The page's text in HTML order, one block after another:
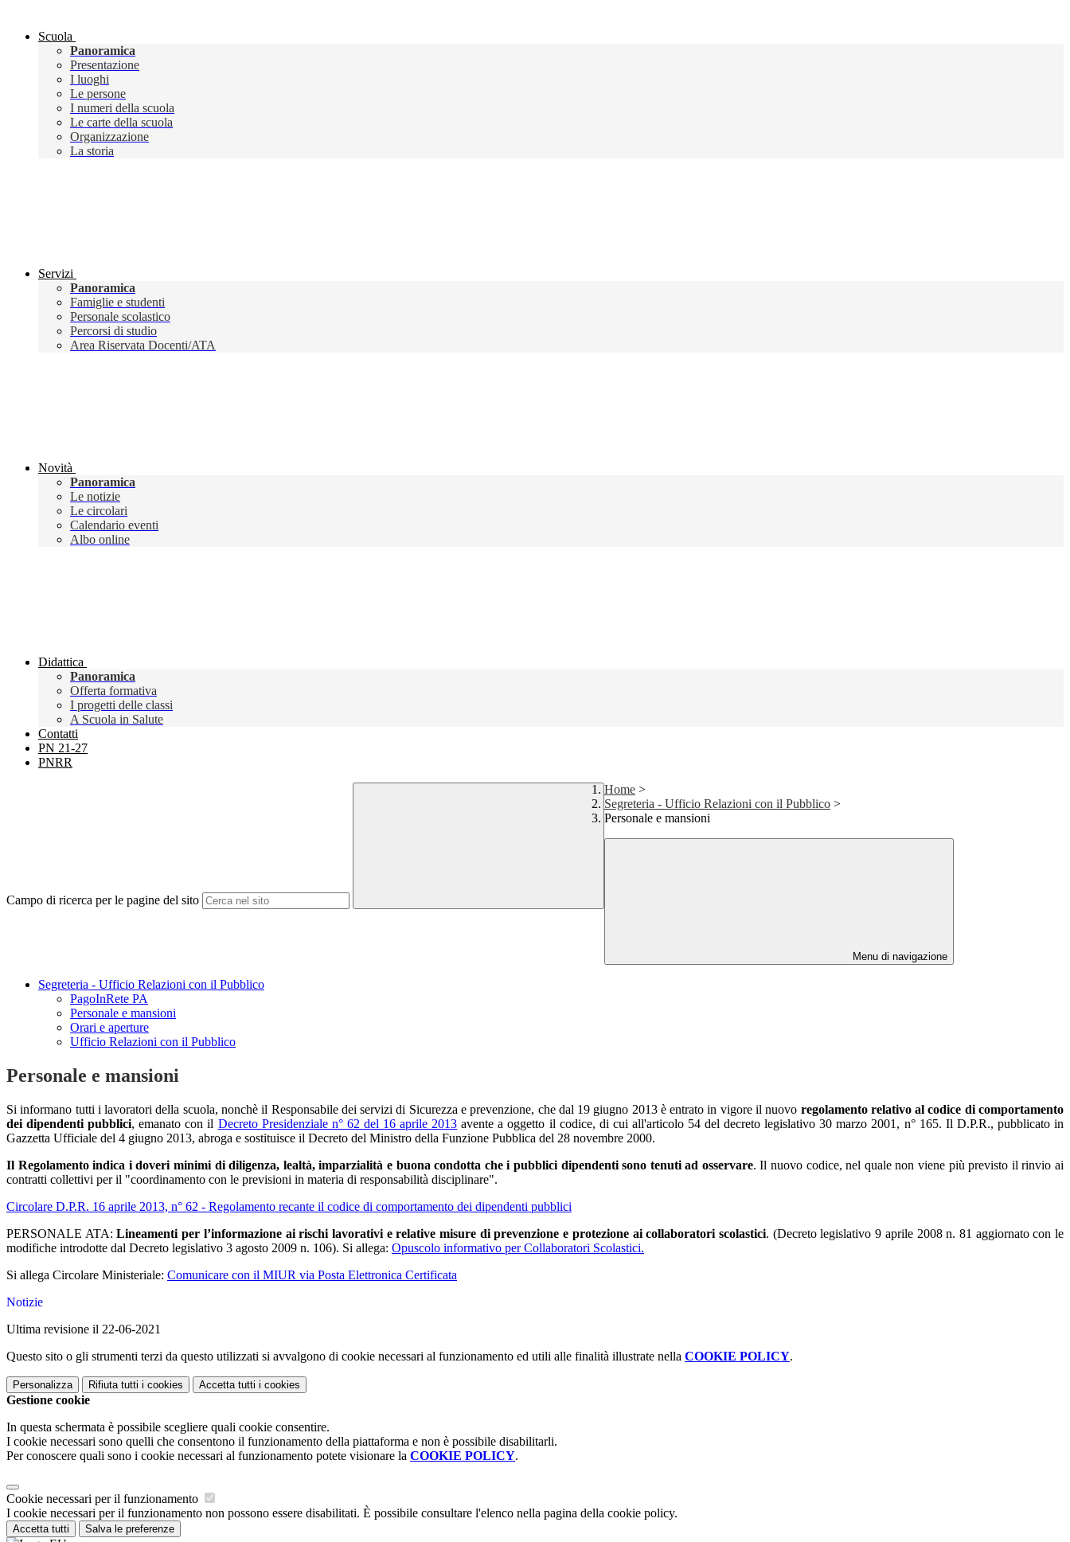
Scuola
Panoramica
Presentazione
I luoghi
Le persone
I numeri della scuola
Le carte della scuola
Organizzazione
La storia
Servizi
Panoramica
Famiglie e studenti
Personale scolastico
Percorsi di studio
Area Riservata Docenti/ATA
Novità
Panoramica
Le notizie
Le circolari
Calendario eventi
Albo online
Didattica
Panoramica
Offerta formativa
I progetti delle classi
A Scuola in Salute
Contatti
PN 21-27
PNRR
Campo di ricerca per le pagine del sito
Home >
Segreteria - Ufficio Relazioni con il Pubblico >
Personale e mansioni
Menu di navigazione
Segreteria - Ufficio Relazioni con il Pubblico
PagoInRete PA
Personale e mansioni
Orari e aperture
Ufficio Relazioni con il Pubblico
Personale e mansioni
Si informano tutti i lavoratori della scuola, nonchè il Responsabile dei servizi di Sicurezza e prevenzione, che dal 19 giugno 2013 è entrato in vigore il nuovo regolamento relativo al codice di comportamento
dei dipendenti pubblici, emanato con il Decreto Presidenziale n° 62 del 16 aprile 2013 avente a oggetto il codice, di cui all'articolo 54 del decreto legislativo 30 marzo 2001, n° 165. Il D.P.R., pubblicato in
Gazzetta Ufficiale del 4 giugno 2013, abroga e sostituisce il Decreto del Ministro della Funzione Pubblica del 28 novembre 2000.
Il Regolamento indica i doveri minimi di diligenza, lealtà, imparzialità e buona condotta che i pubblici dipendenti sono tenuti ad osservare. Il nuovo codice, nel quale non viene più previsto il rinvio ai
contratti collettivi per il "coordinamento con le previsioni in materia di responsabilità disciplinare".
Circolare D.P.R. 16 aprile 2013, n° 62 - Regolamento recante il codice di comportamento dei dipendenti pubblici
PERSONALE ATA:Lineamenti per l’informazione ai rischi lavorativi e relative misure di prevenzione e protezione ai collaboratori scolastici. (Decreto legislativo 9 aprile 2008 n. 81 aggiornato con le
modifiche introdotte dal Decreto legislativo 3 agosto 2009 n. 106). Si allega: Opuscolo informativo per Collaboratori Scolastici.
Si allega Circolare Ministeriale: Comunicare con il MIUR via Posta Elettronica Certificata
Notizie
Ultima revisione il 22-06-2021
Questo sito o gli strumenti terzi da questo utilizzati si avvalgono di cookie necessari al funzionamento ed utili alle finalità illustrate nella COOKIE POLICY.
Personalizza Rifiuta tutti i cookies Accetta tutti i cookies
Gestione cookie
In questa schermata è possibile scegliere quali cookie consentire.
I cookie necessari sono quelli che consentono il funzionamento della piattaforma e non è possibile disabilitarli.
Per conoscere quali sono i cookie necessari al funzionamento potete visionare la COOKIE POLICY.
Cookie necessari per il funzionamento
I cookie necessari per il funzionamento non possono essere disabilitati. È possibile consultare l'elenco nella pagina della cookie policy.
Accetta tutti Salva le preferenze